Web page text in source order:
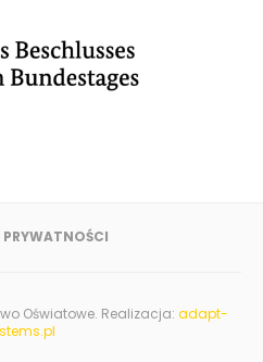
Oświatowe. Realizacja: adapt-